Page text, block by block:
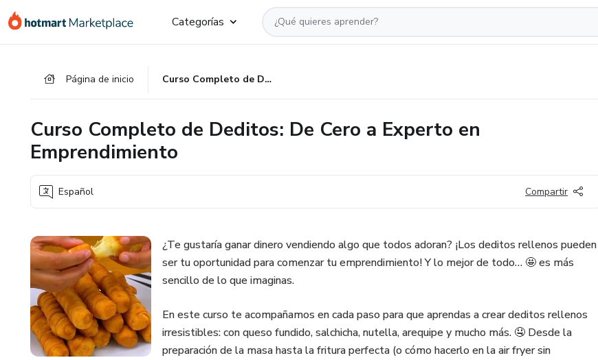
Categorías
Página de inicio Curso Completo de Deditos: De Cero a Experto en Emprendimiento
Curso Completo de Deditos: De Cero a Experto en
Emprendimiento
Español Compartir
¿Te gustaría ganar dinero vendiendo algo que todos adoran? ¡Los deditos rellenos pueden
ser tu oportunidad para comenzar tu emprendimiento! Y lo mejor de todo… 🤩 es más
sencillo de lo que imaginas.
En este curso te acompañamos en cada paso para que aprendas a crear deditos rellenos
irresistibles: con queso fundido, salchicha, nutella, arequipe y mucho más. 🤤 Desde la
preparación de la masa hasta la fritura perfecta (o cómo hacerlo en la air fryer sin